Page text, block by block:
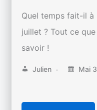
Quel temps fait-il à
juillet ? Tout ce
savoir !
Julien Mai